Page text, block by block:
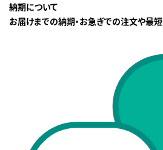
納期について
お届けまでの納期・お急ぎでの注文や最